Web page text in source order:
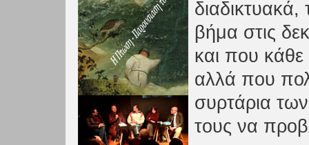
διαδικτυακά,
βήμα στις
και που
αλλά που
συρτάρια
τους να